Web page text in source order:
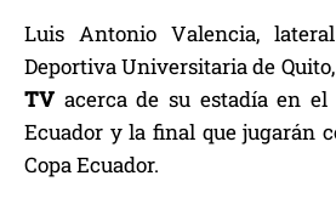
Luis Antonio Valencia,
Deportiva Universitaria de
TV acerca de su estadía en el
Ecuador y la final que jugarán
Copa Ecuador.